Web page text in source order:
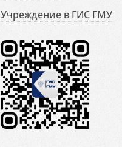
Учреждение в ГИС ГМУ